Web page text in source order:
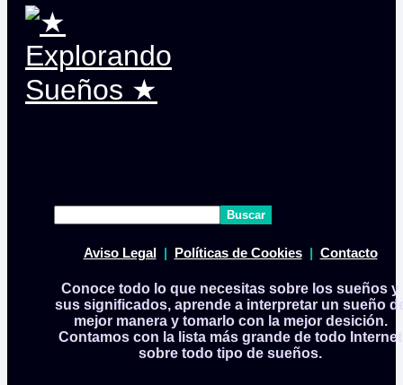
Buscar
Aviso Legal| Políticas de Cookies| Contacto
Conoce todo lo que necesitas sobre los sueños y
sus significados, aprende a interpretar un sueño
mejor manera y tomarlo con la mejor desición.
Contamos con la lista más grande de todo Internet
sobre todo tipo de sueños.